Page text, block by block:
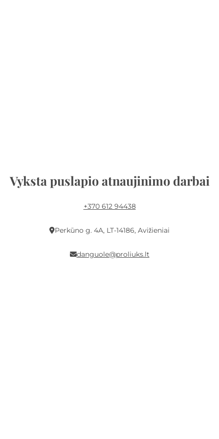
Vyksta puslapio atnaujinimo darbai
+370 612 94438
Perkūno g. 4A, LT-14186, Avižieniai
danguole@proliuks.lt